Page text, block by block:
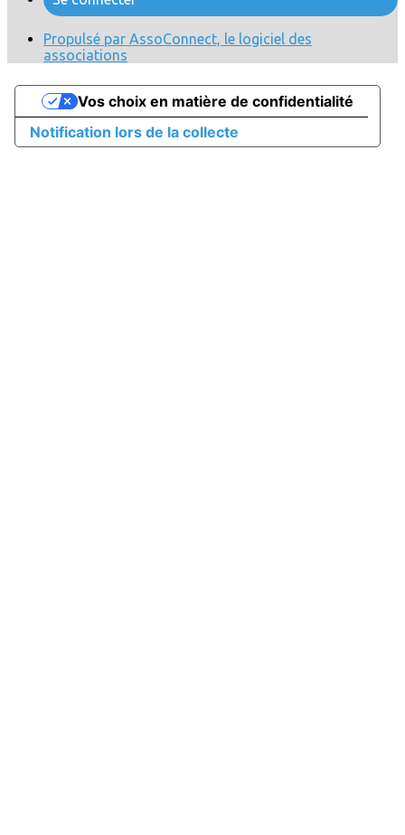
Propulsé par AssoConnect, le logiciel des
associations
Notification lors de la collecte
Vos choix en matière de confidentialité